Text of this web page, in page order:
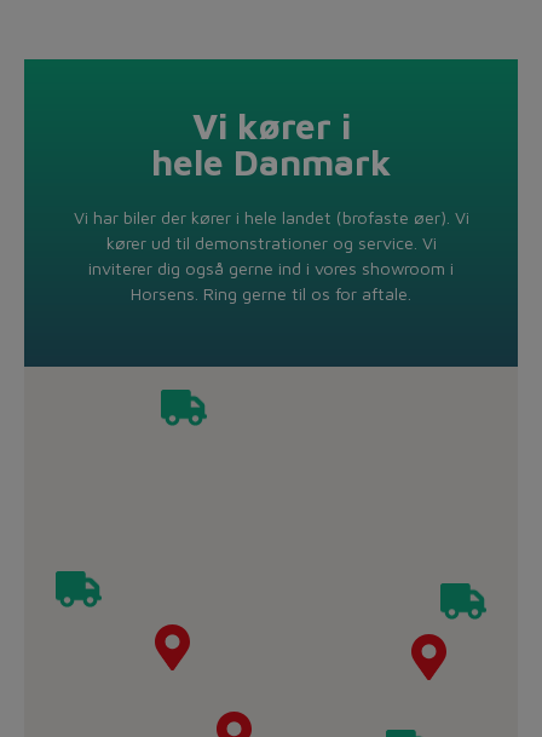
Vi kører i
hele Danmark
Vi har biler der kører i hele landet (brofaste øer). Vi
kører ud til demonstrationer og service. Vi
inviterer dig også gerne ind i vores showroom i
Horsens. Ring gerne til os for aftale.